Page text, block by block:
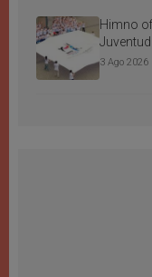
Himno
3 Ago 2026